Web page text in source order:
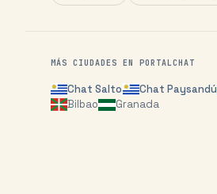
MÁS CIUDADES EN PORTALCHAT
ChatSalto Chat Paysandú
Bilbao
Granada